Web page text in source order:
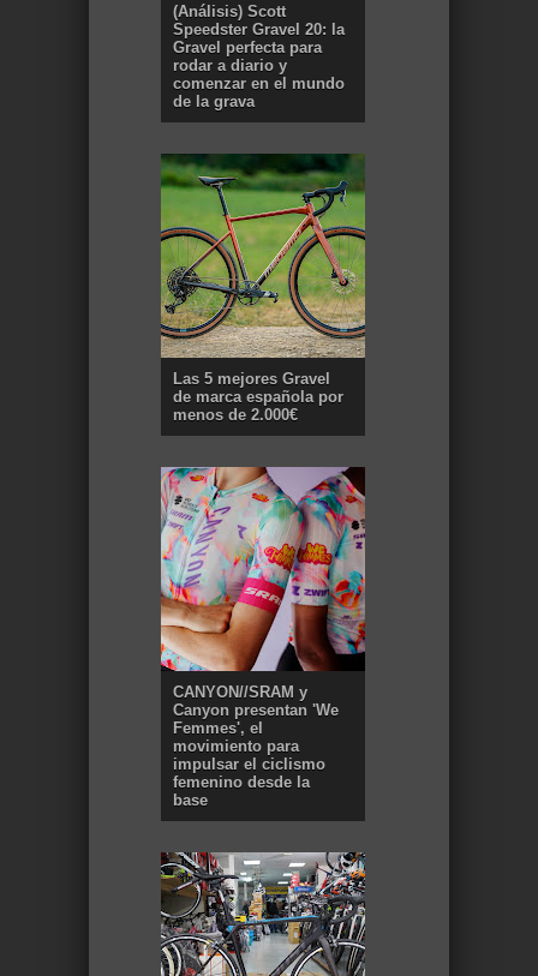
(Análisis) Scott
Speedster Gravel 20: la
Gravel perfecta para
rodar a diario y
comenzar en el mundo
de la grava
Las 5 mejores Gravel
de marca española por
menos de 2.000€
CANYON//SRAM y
Canyon presentan 'We
Femmes', el
movimiento para
impulsar el ciclismo
femenino desde la
base